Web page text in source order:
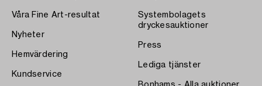
Våra Fine Art-resultat
Nyheter
Hemvärdering
Kundservice
Systembolagets
dryckesauktioner
Press
Lediga tjänster